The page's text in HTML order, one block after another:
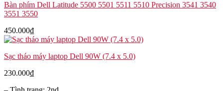
Bàn phím Dell Latitude 5500 5501 5511 5510 Precision 3541 3540
3551 3550
450.000₫
Sạc tháo máy laptop Dell 90W (7.4 x 5.0)
230.000₫